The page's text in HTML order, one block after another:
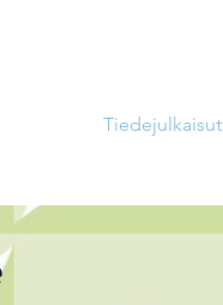
Tiedejulkaisut